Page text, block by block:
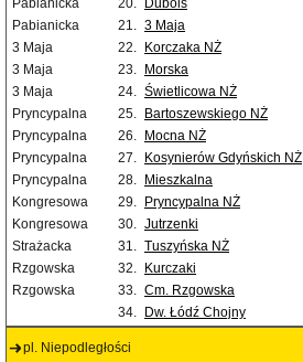
Pabianicka
20. Dubois
Pabianicka
21. 3 Maja
3 Maja
22.
Korczaka NŻ
3 Maja
23.
Morska
3 Maja
24. Świetlicowa NŻ
Pryncypalna
25. Bartoszewskiego NŻ
Pryncypalna
26.
Mocna NŻ
Pryncypalna
27.
Kosynierów Gdyńskich NŻ
Pryncypalna
28.
Mieszkalna
Kongresowa
29.
Pryncypalna NŻ
Kongresowa
30. Jutrzenki
Strażacka
31. Tuszyńska NŻ
Rzgowska
32. Kurczaki
Rzgowska
33. Cm. Rzgowska
34.
Dw. Łódź Chojny
pl. Niepodległości